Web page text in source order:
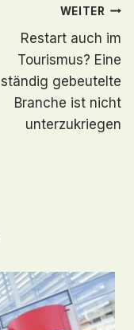
WEITER
Restart auch im
Tourismus? Eine
ständig gebeutelte
Branche ist nicht
unterzukriegen